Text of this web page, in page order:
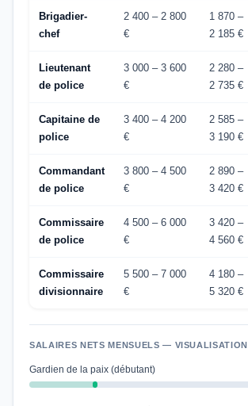
Brigadier-
chef
2 400 – 2 800
€
1 870 –
2 185 €
Lieutenant
de police
3 000 – 3 600
€
2 280 –
2 735 €
Capitaine de
police
3 400 – 4 200
€
2 585 –
3 190 €
Commandant
de police
3 800 – 4 500
€
2 890 –
3 420 €
Commissaire
de police
4 500 – 6 000
€
3 420 –
4 560 €
Commissaire
divisionnaire
5 500 – 7 000
€
4 180 –
5 320 €
SALAIRES NETS MENSUELS — VISUALISATION
Gardien de la paix (débutant)